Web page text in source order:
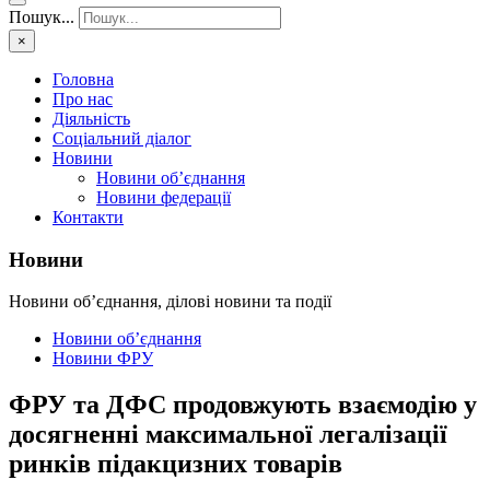
Пошук...
×
Головна
Про нас
Діяльність
Соціальний діалог
Новини
Новини об’єднання
Новини федерації
Контакти
Новини
Новини об’єднання, ділові новини та події
Новини об’єднання
Новини ФРУ
ФРУ та ДФС продовжують взаємодію у
досягненні максимальної легалізації
ринків підакцизних товарів